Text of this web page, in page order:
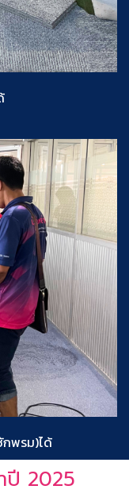
กพรม)ได้
ปี 2025